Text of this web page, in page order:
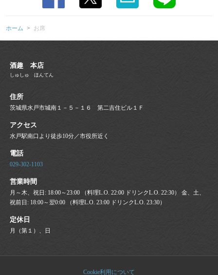
ホーム お席
酒趣 本店
しゅしゅ ほんてん
住所
茨城県水戸市城南１－５－１６ 第二吉住ビル１Ｆ
アクセス
水戸駅南口より徒歩10分／市役所近く
電話
029-302-1103
営業時間
月～木、祝日: 18:00～23:00 （料理L.O. 22:00 ドリンクL.O. 22:30） 金、土、
祝前日: 18:00～翌0:00 （料理L.O. 23:00 ドリンクL.O. 23:30）
定休日
月（第１）、日
Cookie利用について